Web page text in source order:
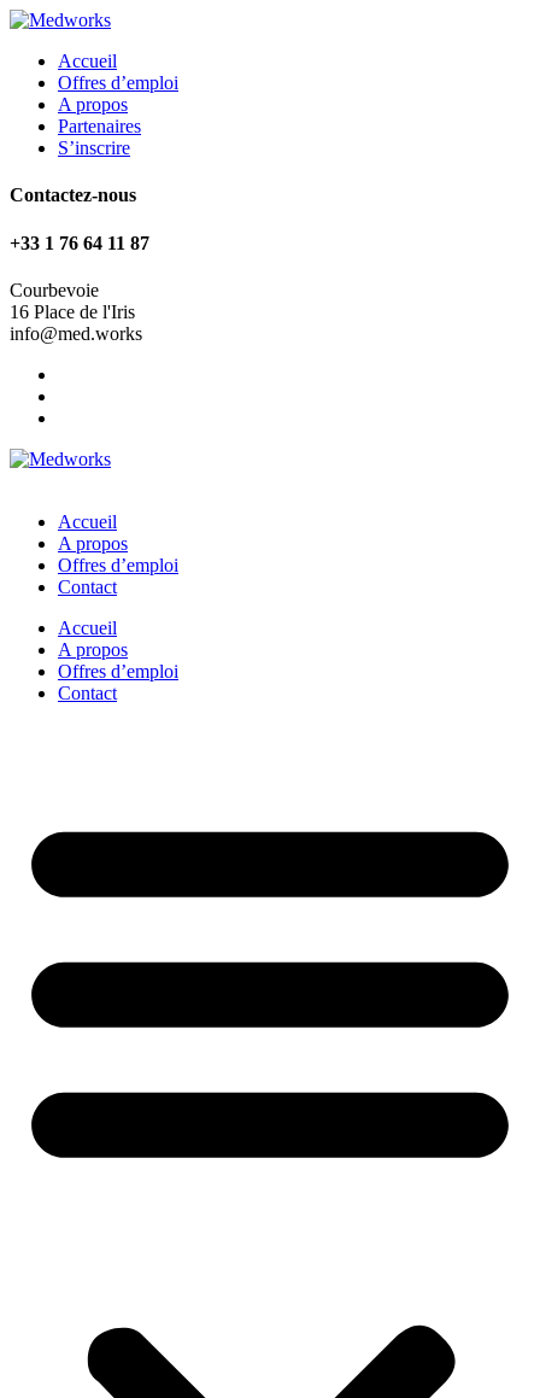
Accueil
Offres d’emploi
A propos
Partenaires
S’inscrire
Contactez-nous
+33 1 76 64 11 87
Courbevoie
16 Place de l'Iris
info@med.works
Accueil
A propos
Offres d’emploi
Contact
Accueil
A propos
Offres d’emploi
Contact